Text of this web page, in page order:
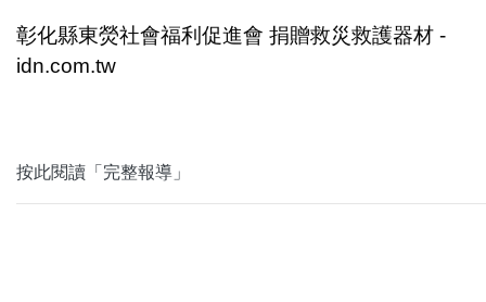
彰化縣東熒社會福利促進會 捐贈救災救護器材 -
idn.com.tw
按此閱讀「完整報導」